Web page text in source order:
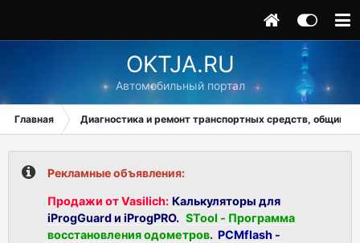
OKTJA.RU
Автомобильный портал
Главная Диагностика и ремонт транспортных средств, общий
Рекламные объявления:
Продажи от Vasilich: Калькуляторы для
iProgGuard и iProgPRO. STool - Программа
восстановления одометров. PCMflash -